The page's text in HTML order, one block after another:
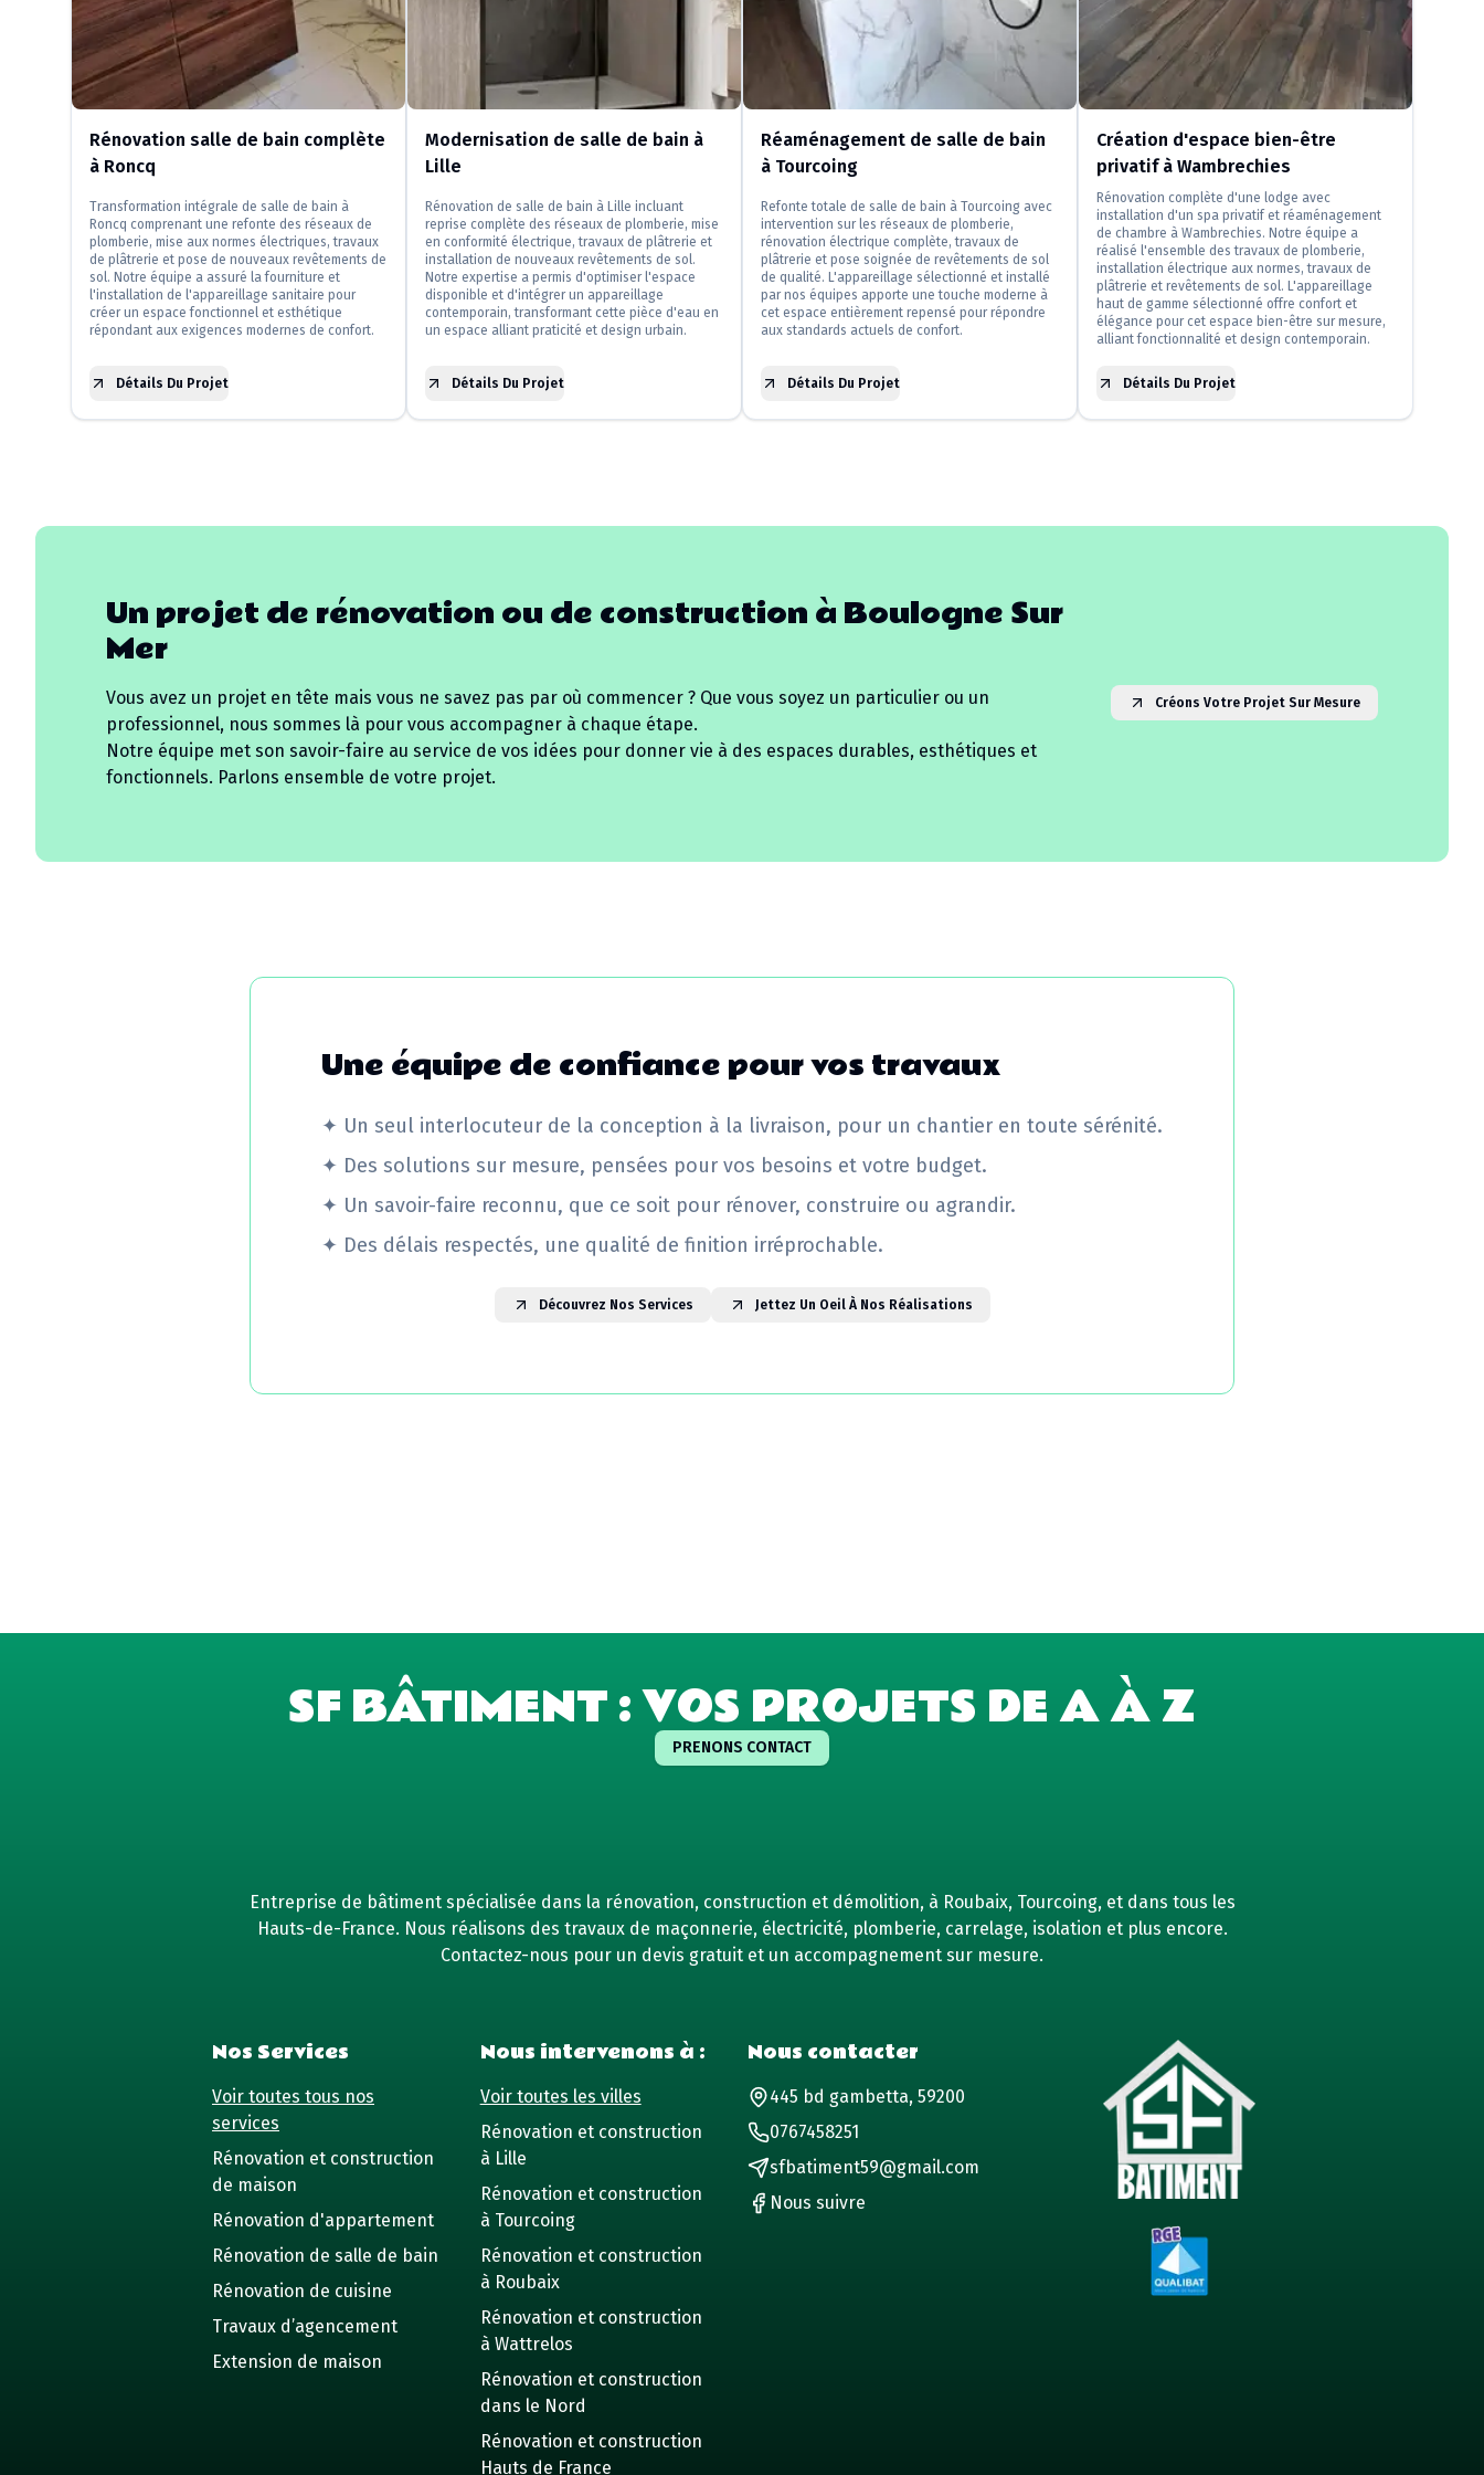
Rénovation salle de bain complète
à Roncq
Transformation intégrale de salle de bain à
Roncq comprenant une refonte des réseaux de
plomberie, mise aux normes électriques, travaux
de plâtrerie et pose de nouveaux revêtements de
sol. Notre équipe a assuré la fourniture et
l'installation de l'appareillage sanitaire pour
créer un espace fonctionnel et esthétique
répondant aux exigences modernes de confort.
Détails Du Projet
Modernisation de salle de bain à
Lille
Rénovation de salle de bain à Lille incluant
reprise complète des réseaux de plomberie, mise
en conformité électrique, travaux de plâtrerie et
installation de nouveaux revêtements de sol.
Notre expertise a permis d'optimiser l'espace
disponible et d'intégrer un appareillage
contemporain, transformant cette pièce d'eau en
un espace alliant praticité et design urbain.
Détails Du Projet
Réaménagement de salle de bain
à Tourcoing
Refonte totale de salle de bain à Tourcoing avec
intervention sur les réseaux de plomberie,
rénovation électrique complète, travaux de
plâtrerie et pose soignée de revêtements de sol
de qualité. L'appareillage sélectionné et installé
par nos équipes apporte une touche moderne à
cet espace entièrement repensé pour répondre
aux standards actuels de confort.
Détails Du Projet
Création d'espace bien-être
privatif à Wambrechies
Rénovation complète d'une lodge avec
installation d'un spa privatif et réaménagement
de chambre à Wambrechies. Notre équipe a
réalisé l'ensemble des travaux de plomberie,
installation électrique aux normes, travaux de
plâtrerie et revêtements de sol. L'appareillage
haut de gamme sélectionné offre confort et
élégance pour cet espace bien-être sur mesure,
alliant fonctionnalité et design contemporain.
Détails Du Projet
Un projet de rénovation ou de construction àBoulogne Sur
Mer
Vous avez un projet en tête mais vous ne savez pas par où commencer ? Que vous soyez un particulier ou un
professionnel, nous sommes là pour vous accompagner à chaque étape.
Notre équipe met son savoir-faire au service de vos idées pour donner vie à des espaces durables, esthétiques et
fonctionnels. Parlons ensemble de votre projet.
Créons Votre Projet Sur Mesure
Une équipe de confiance pour vos travaux
✦ Un seul interlocuteur de la conception à la livraison, pour un chantier en toute sérénité.
✦ Des solutions sur mesure, pensées pour vos besoins et votre budget.
✦ Un savoir-faire reconnu, que ce soit pour rénover, construire ou agrandir.
✦ Des délais respectés, une qualité de finition irréprochable.
Découvrez Nos Services Jettez Un Oeil À Nos Réalisations
SF BÂTIMENT : VOS PROJETS DE A À Z
PRENONS CONTACT
Entreprise de bâtiment spécialisée dans la rénovation, construction et démolition, à Roubaix, Tourcoing, et dans tous les
Hauts-de-France. Nous réalisons des travaux de maçonnerie, électricité, plomberie, carrelage, isolation et plus encore.
Contactez-nous pour un devis gratuit et un accompagnement sur mesure.
Nos Services
Voir toutes tous nos
services
Rénovation et construction
de maison
Rénovation d'appartement
Rénovation de salle de bain
Rénovation de cuisine
Travaux d’agencement
Extension de maison
Nous intervenons à :
Voir toutes les villes
Rénovation et construction
à Lille
Rénovation et construction
à Tourcoing
Rénovation et construction
à Roubaix
Rénovation et construction
à Wattrelos
Rénovation et construction
dans le Nord
Rénovation et construction
Hauts de France
Nous contacter
445 bd gambetta, 59200
0767458251
sfbatiment59@gmail.com
Nous suivre